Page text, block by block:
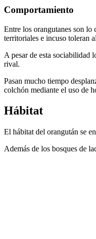
Comportamiento
Entre los orangutanes son lo
territoriales e incuso toleran
A pesar de esta sociabilidad
rival.
Pasan mucho tiempo
colchón mediante el uso de
Hábitat
El hábitat del orangután se
Además de los bosques de